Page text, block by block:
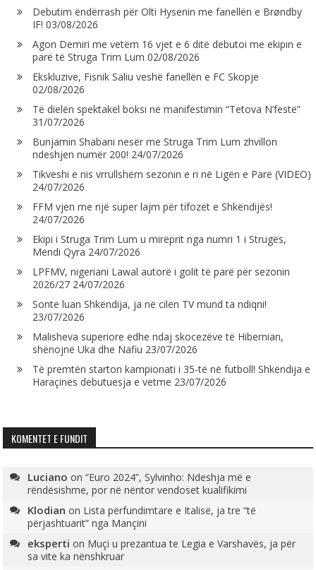
Debutim ëndërrash për Olti Hysenin me fanellën e Brøndby
IF! 03/08/2026
Agon Demiri me vetëm 16 vjet e 6 ditë debutoi me ekipin e
parë të Struga Trim Lum 02/08/2026
Ekskluzive, Fisnik Saliu veshë fanellën e FC Skopje
02/08/2026
Të dielën spektakël boksi në manifestimin “Tetova N’festë”
31/07/2026
Bunjamin Shabani nesër me Struga Trim Lum zhvillon
ndeshjen numër 200! 24/07/2026
Tikveshi e nis vrrullshëm sezonin e ri në Ligën e Parë (VIDEO)
24/07/2026
FFM vjen me një super lajm për tifozët e Shkëndijës!
24/07/2026
Ekipi i Struga Trim Lum u mirëprit nga numri 1 i Strugës,
Mendi Qyra 24/07/2026
LPFMV, nigeriani Lawal autorë i golit të parë për sezonin
2026/27 24/07/2026
Sonte luan Shkëndija, ja në cilën TV mund ta ndiqni!
23/07/2026
Malisheva superiore edhe ndaj skocezëve të Hibernian,
shënojnë Uka dhe Nafiu 23/07/2026
Të premtën starton kampionati i 35-të në futboll! Shkëndija e
Haraçinës debutuesja e vetme 23/07/2026
KOMENTET E FUNDIT
Luciano on“Euro 2024”, Sylvinho: Ndeshja më e
rëndësishme, por në nëntor vendoset kualifikimi
Klodian on Lista përfundimtare e Italisë, ja tre “të
përjashtuarit” nga Mançini
eksperti on Muçi u prezantua te Legia e Varshavës, ja për
sa vite ka nënshkruar